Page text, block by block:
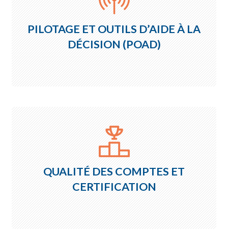
PILOTAGE ET OUTILS D’AIDE À LA
DÉCISION (POAD)
QUALITÉ DES COMPTES ET
CERTIFICATION